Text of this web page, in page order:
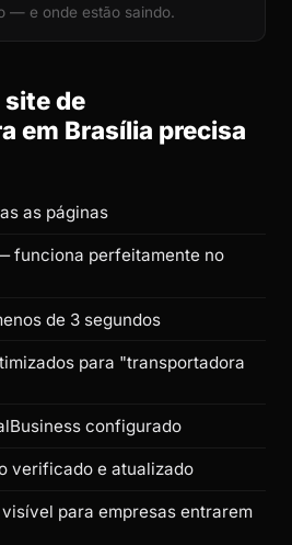
— e onde estão saindo.
site de
em Brasília precisa
as páginas
funciona perfeitamente no
de 3 segundos
para "transportadora
configurado
verificado e atualizado
para empresas entrarem